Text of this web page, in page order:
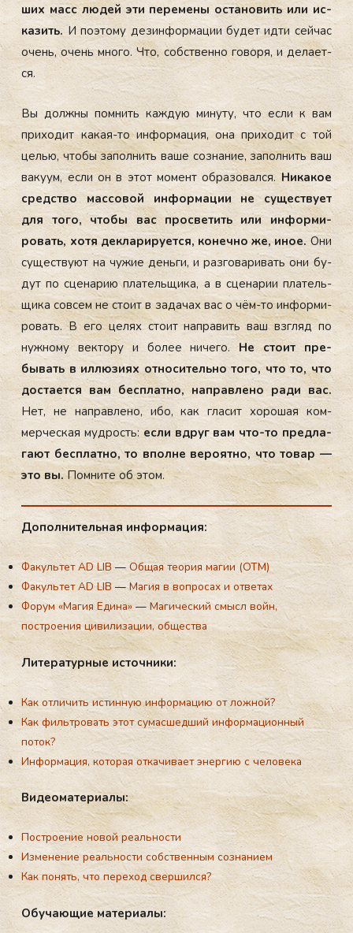
ших масс лю­дей эти пе­реме­ны ос­та­новить или ис­
ка­зить.И по­это­му де­зин­форма­ции бу­дет ид­ти сей­час
очень, очень мно­го. Что, собс­твен­но го­воря, и де­ла­ет­
ся.
Вы дол­жны пом­нить каж­дую ми­нуту, что ес­ли к вам
при­ходит ка­кая-то ин­форма­ция, она при­ходит с той
целью, что­бы за­пол­нить ва­ше соз­на­ние, за­пол­нить ваш
ва­ку­ум, ес­ли он в этот мо­мент об­ра­зовал­ся.Ни­какое
средс­тво мас­со­вой ин­форма­ции не су­щес­тву­ет
для то­го, что­бы вас прос­ве­тить или ин­форми­
ровать, хо­тя дек­ла­риру­ет­ся, ко­неч­но же, иное.Они
су­щес­тву­ют на чу­жие день­ги, и раз­го­вари­вать они бу­
дут по сце­нарию пла­тель­щи­ка, а в сце­нарии пла­тель­
щи­ка сов­сем не сто­ит в за­дачах вас о чём-то ин­форми­
ровать. В его це­лях сто­ит нап­ра­вить ваш взгляд по
нуж­но­му век­то­ру и бо­лее ни­чего.Не сто­ит пре­
бывать в ил­лю­зи­ях от­но­ситель­но то­го, что то, что
дос­та­ет­ся вам бес­плат­но, нап­равле­но ра­ди вас.
Нет, не нап­равле­но, ибо, как гла­сит хо­рошая ком­
мерчес­кая муд­рость:ес­ли вдруг вам что-то пред­ла­
га­ют бес­плат­но, то впол­не ве­ро­ят­но, что то­вар —
это вы.Пом­ни­те об этом.
До­пол­ни­тель­ная ин­форма­ция:
Факультет AD LIB—Общая теория магии (ОТМ)
Факультет AD LIB—Магия в вопросах и ответах
Форум «Магия Едина»—Магический смысл войн,
построения цивилизации, общества
Ли­тера­тур­ные ис­точни­ки:
Как отличить истинную информацию от ложной?
Как фильтровать этот сумасшедший информационный
поток?
Информация, которая откачивает энергию с человека
Ви­де­ома­тери­алы:
Построение новой реальности
Изменение реальности собственным сознанием
Как понять, что переход свершился?
Обу­ча­ющие ма­тери­алы: